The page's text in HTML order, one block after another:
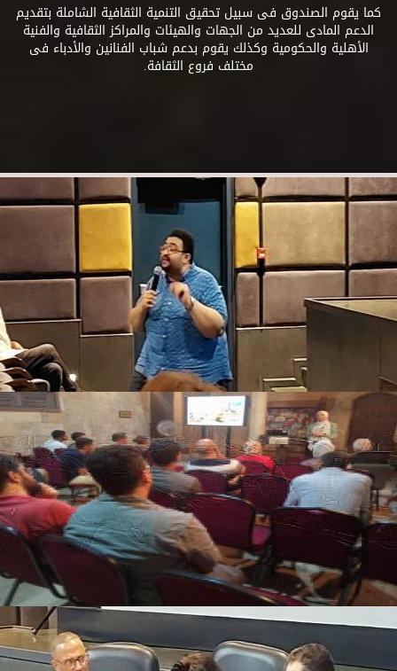
كما يقوم الصندوق فى سبيل تحقيق التنمية الثقافية الشاملة بتقديم
الدعم المادى للعديد من الجهات والهيئات والمراكز الثقافية والفنية
الأهلية والحكومية وكذلك يقوم بدعم شباب الفنانين والأدباء فى
مختلف فروع الثقافة.